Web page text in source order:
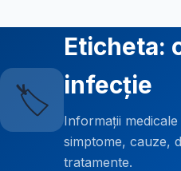
🏷️
Eticheta:
infecție
Informații medicale
simptome, cauze,
tratamente.